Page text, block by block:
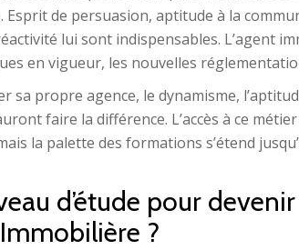
Esprit de persuasion, aptitude à la
lui sont indispensables. L’agent
en vigueur, les nouvelles
sa propre agence, le dynamisme,
faire la différence. L’accès à ce
la palette des formations s’étend
d’étude pour
?